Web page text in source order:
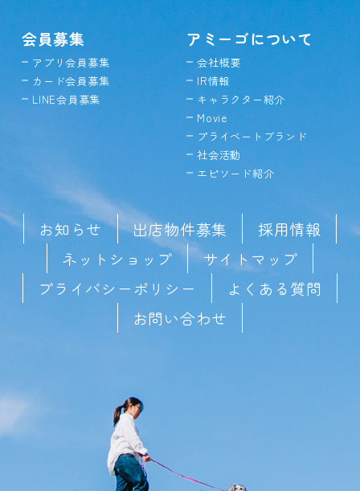
会員募集
アプリ会員募集
カード会員募集
LINE会員募集
アミーゴについて
会社概要
IR情報
キャラクター紹介
Movie
プライベートブランド
社会活動
エピソード紹介
お知らせ 出店物件募集
採用情報
ネットショップ
サイトマップ
プライバシーポリシー
よくある質問
お問い合わせ